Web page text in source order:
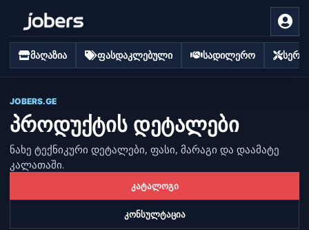
მაღაზია ფასდაკლებული სადილერო
JOBERS.GE
პროდუქტის დეტალები
ნახე ტექნიკური დეტალები, ფასი, მარაგი და დაამატე
კალათაში.
კატალოგი
კონსულტაცია